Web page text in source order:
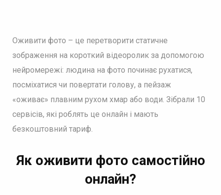
Оживити фото – це перетворити статичне
зображення на короткий відеоролик за допомогою
нейромережі: людина на фото починає рухатися,
посміхатися чи повертати голову, а пейзаж
«оживає» плавним рухом хмар або води. Зібрали 10
сервісів, які роблять це онлайн і мають
безкоштовний тариф.
Як оживити фото самостійно
онлайн?